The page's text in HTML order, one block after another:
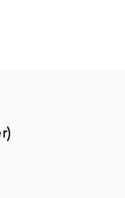
to Create